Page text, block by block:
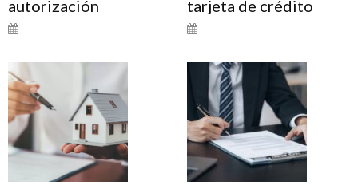
autorización
tarjeta de crédito